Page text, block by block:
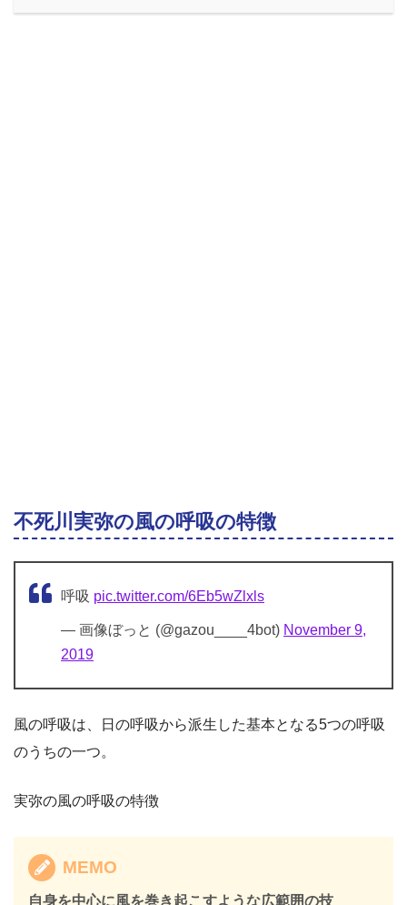
不死川実弥の風の呼吸の特徴
呼吸 pic.twitter.com/6Eb5wZlxls
— 画像ぼっと (@gazou____4bot) November 9,
2019
風の呼吸は、日の呼吸から派生した基本となる5つの呼吸
のうちの一つ。
実弥の風の呼吸の特徴
MEMO
自身を中心に風を巻き起こすような広範囲の技